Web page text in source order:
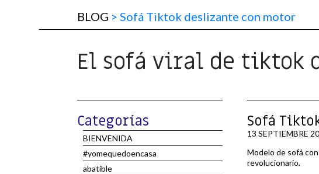
BLOG > Sofá Tiktok deslizante con motor
El sofá viral de tiktok
Categorías
BIENVENIDA
#yomequedoencasa
abatible
Sofá
13 SEPTIEMBRE
Modelo de sofá
revolucionario.